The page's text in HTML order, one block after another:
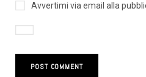
Avvertimi via email alla